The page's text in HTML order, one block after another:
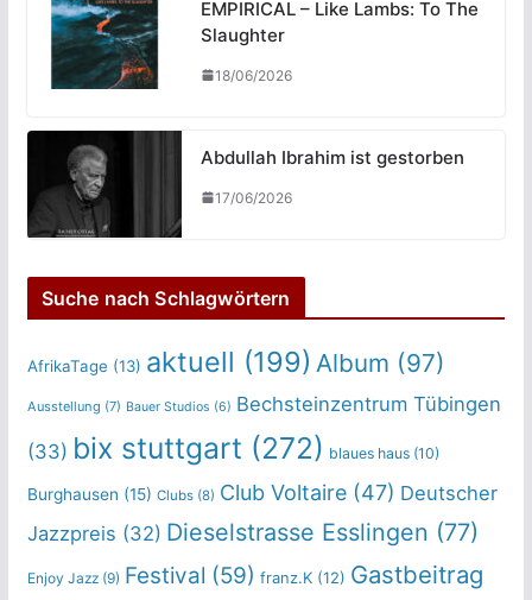
EMPIRICAL – Like Lambs: To The
Slaughter
18/06/2026
Abdullah Ibrahim ist gestorben
17/06/2026
Suche nach Schlagwörtern
AfrikaTage (13) aktuell (199) Album (97)
Ausstellung (7) Bauer Studios (6) Bechsteinzentrum Tübingen
(33) bix stuttgart (272) blaues haus(10)
Burghausen (15) Clubs(8) Club Voltaire(47) Deutscher
Jazzpreis (32) Dieselstrasse Esslingen (77)
Enjoy Jazz(9) Festival (59) franz.K(12) Gastbeitrag